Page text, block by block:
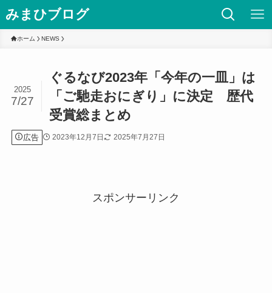
みまひブログ
ホーム NEWS
ぐるなび2023年「今年の一皿」は
「ご馳走おにぎり」に決定 歴代
受賞総まとめ
2025
7/27
広告 2023年12月7日 2025年7月27日
スポンサーリンク